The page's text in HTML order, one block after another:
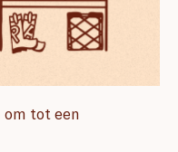
om tot een